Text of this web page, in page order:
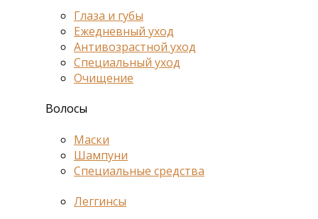
Глаза и губы
Ежедневный уход
Антивозрастной уход
Специальный уход
Очищение
Волосы
Маски
Шампуни
Специальные средства
Леггинсы